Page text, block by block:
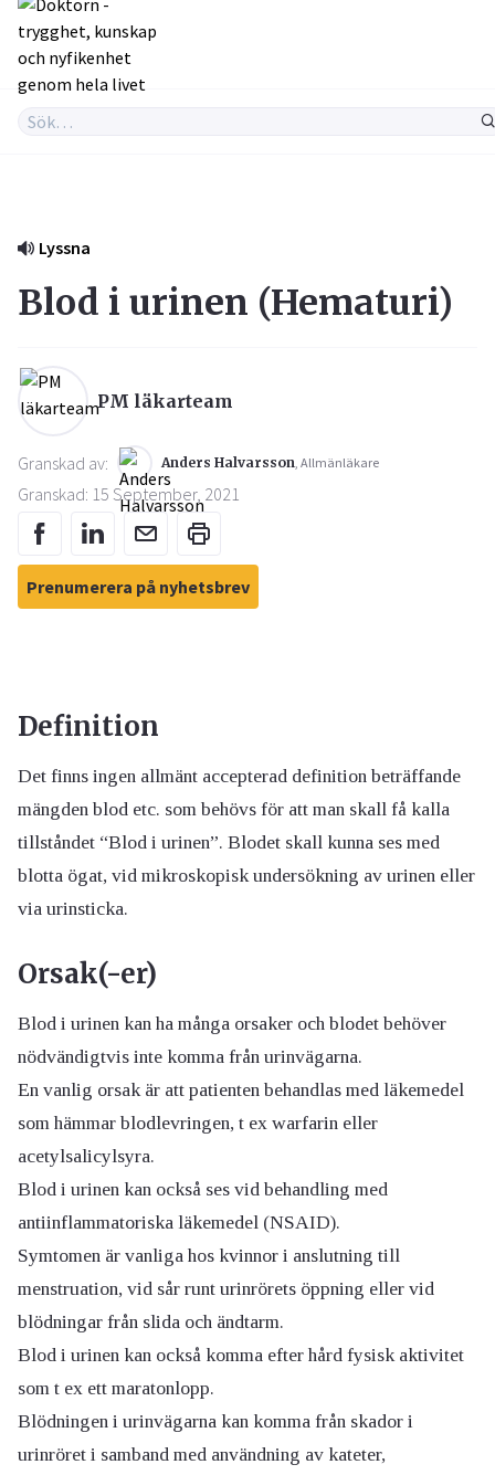
Lyssna
Blod i urinen (Hematuri)
PM läkarteam
Granskad av: Anders Halvarsson, Allmänläkare
Granskad: 15 September, 2021
Prenumerera på nyhetsbrev
Definition
Det finns ingen allmänt accepterad definition beträffande
mängden blod etc. som behövs för att man skall få kalla
tillståndet “Blod i urinen”. Blodet skall kunna ses med
blotta ögat, vid mikroskopisk undersökning av urinen eller
via urinsticka.
Orsak(-er)
Blod i urinen kan ha många orsaker och blodet behöver
nödvändigtvis inte komma från urinvägarna.
En vanlig orsak är att patienten behandlas med läkemedel
som hämmar blodlevringen, t ex warfarin eller
acetylsalicylsyra.
Blod i urinen kan också ses vid behandling med
antiinflammatoriska läkemedel (NSAID).
Symtomen är vanliga hos kvinnor i anslutning till
menstruation, vid sår runt urinrörets öppning eller vid
blödningar från slida och ändtarm.
Blod i urinen kan också komma efter hård fysisk aktivitet
som t ex ett maratonlopp.
Blödningen i urinvägarna kan komma från skador i
urinröret i samband med användning av kateter,